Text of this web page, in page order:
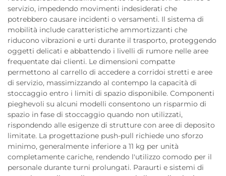
servizio, impedendo movimenti indesiderati che
potrebbero causare incidenti o versamenti. Il sistema di
mobilità include caratteristiche ammortizzanti che
riducono vibrazioni e urti durante il trasporto, proteggendo
oggetti delicati e abbattendo i livelli di rumore nelle aree
frequentate dai clienti. Le dimensioni compatte
permettono al carrello di accedere a corridoi stretti e aree
di servizio, massimizzando al contempo la capacità di
stoccaggio entro i limiti di spazio disponibile. Componenti
pieghevoli su alcuni modelli consentono un risparmio di
spazio in fase di stoccaggio quando non utilizzati,
rispondendo alle esigenze di strutture con aree di deposito
limitate. La progettazione push-pull richiede uno sforzo
minimo, generalmente inferiore a 11 kg per unità
completamente cariche, rendendo l'utilizzo comodo per il
personale durante turni prolungati. Paraurti e sistemi di